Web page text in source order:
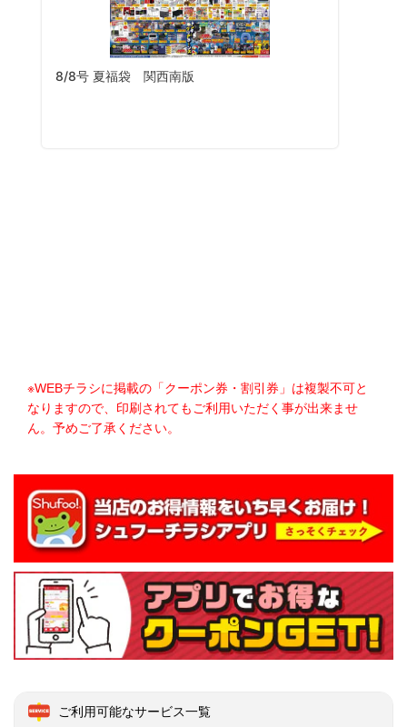
※WEBチラシに掲載の「クーポン券・割引券」は複製不可と
なりますので、印刷されてもご利用いただく事が出来ませ
ん。予めご了承ください。
ご利用可能なサービス一覧